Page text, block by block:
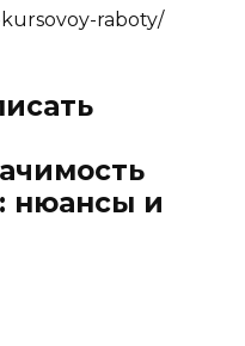
raboty/
нюансы и